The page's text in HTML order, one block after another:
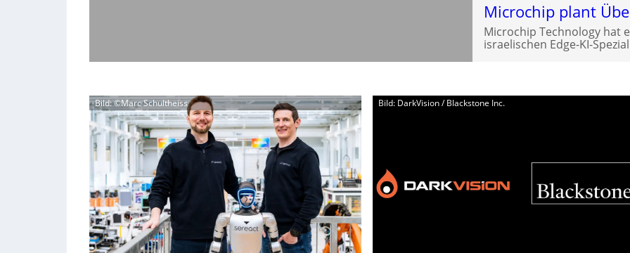
Microchip plant
Microchip Technology hat
israelischen Edge-KI-
Bild: ©Marc Schultheiss Bild: DarkVision / Blackstone Inc.